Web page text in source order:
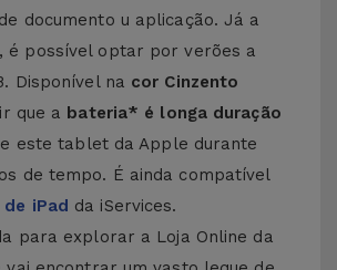
documento u aplicação. Já a
é possível optar por verões a
Disponível na cor Cinzento
que a bateria* é longa duração
este tablet da Apple durante
de tempo. É ainda compatível
de iPad da iServices.
para explorar a Loja Online da